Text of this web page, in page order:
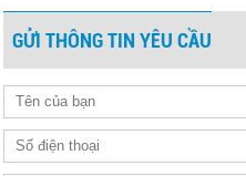
GỬI THÔNG TIN YÊU CẦU